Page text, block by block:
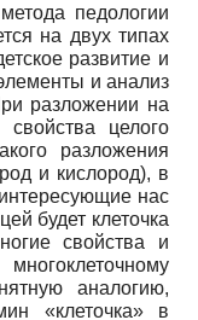
педологии
на двух типах
развитие и
и анализ
разложении на
целого
разложения
и кислород), в
нас
будет клеточка
свойства и
аналогию,
«клеточка» в